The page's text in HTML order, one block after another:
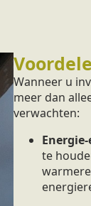
Wanneer u
meer dan
verwachten:
te